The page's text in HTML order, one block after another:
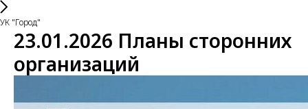
УК "Город"
23.01.2026 Планы сторонних
организаций